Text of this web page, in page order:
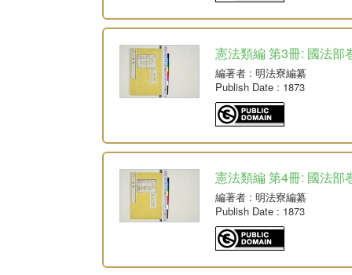
憲法類編 第3冊: 國法部
編著者 : 明法寮編纂
Publish Date : 1873
憲法類編 第4冊: 國法部
編著者 : 明法寮編纂
Publish Date : 1873